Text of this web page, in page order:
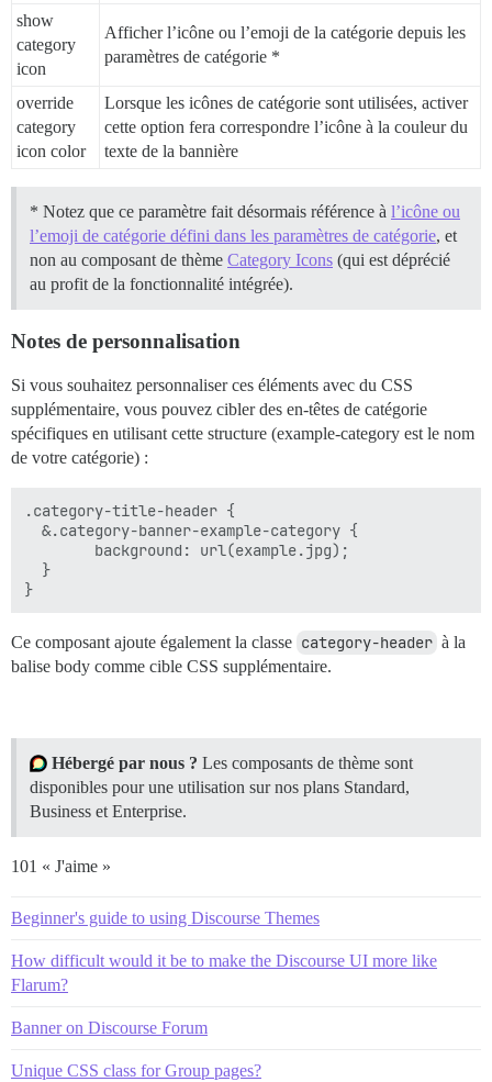
show
category
icon
Afficher l’icône ou l’emoji de la catégorie depuis les
paramètres de catégorie *
override
category
icon color
Lorsque les icônes de catégorie sont utilisées, activer
cette option fera correspondre l’icône à la couleur du
texte de la bannière
* Notez que ce paramètre fait désormais référence à l’icône ou
l’emoji de catégorie défini dans les paramètres de catégorie, et
non au composant de thème Category Icons (qui est déprécié
au profit de la fonctionnalité intégrée).
Notes de personnalisation
Si vous souhaitez personnaliser ces éléments avec du CSS
supplémentaire, vous pouvez cibler des en-têtes de catégorie
spécifiques en utilisant cette structure (example-category est le nom
de votre catégorie) :
.category-title-header {
  &.category-banner-example-category {
        background: url(example.jpg);
  }
Ce composant ajoute également la classe category-header à la
balise body comme cible CSS supplémentaire.
Hébergé par nous ? Les composants de thème sont
disponibles pour une utilisation sur nos plans Standard,
Business et Enterprise.
101 « J'aime »
Beginner's guide to using Discourse Themes
How difficult would it be to make the Discourse UI more like
Flarum?
Banner on Discourse Forum
Unique CSS class for Group pages?